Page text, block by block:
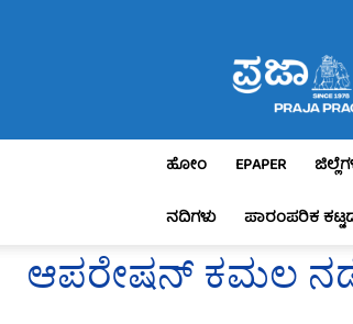
ಹೋಂ EPAPER
ನದಿಗಳು
ಪಾರಂಪರಿಕ
ಆಪರೇಷನ್ ಕಮಲ